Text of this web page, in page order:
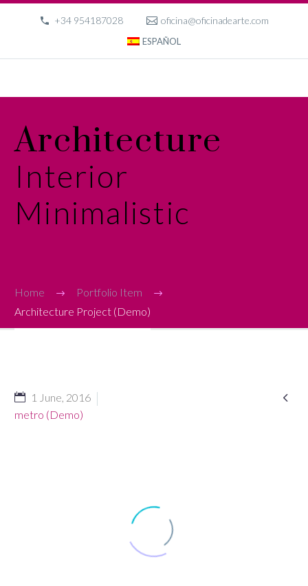
+34 954187028 oficina@oficinadearte.com
ESPAÑOL
Architecture
Interior
Minimalistic
Home
Portfolio Item
Architecture Project (Demo)

1 June, 2016
metro (Demo)